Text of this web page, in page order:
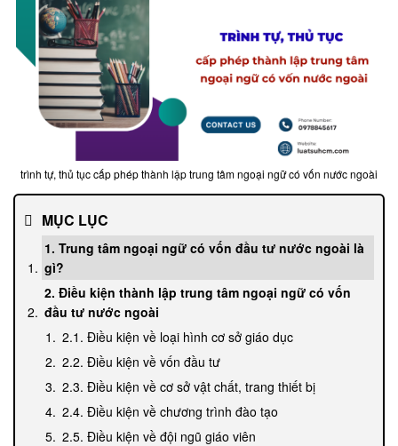
trình tự, thủ tục cấp phép thành lập trung tâm ngoại ngữ có vốn nước ngoài
MỤC LỤC
1. Trung tâm ngoại ngữ có vốn đầu tư nước ngoài là
gì?
2. Điều kiện thành lập trung tâm ngoại ngữ có vốn
đầu tư nước ngoài
2.1. Điều kiện về loại hình cơ sở giáo dục
2.2. Điều kiện về vốn đầu tư
2.3. Điều kiện về cơ sở vật chất, trang thiết bị
2.4. Điều kiện về chương trình đào tạo
2.5. Điều kiện về đội ngũ giáo viên